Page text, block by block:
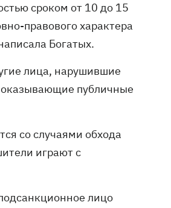
сроком от 10 до 15
правового характера
Богатых.
лица, нарушившие
публичные
со случаями обхода
играют с
лицо